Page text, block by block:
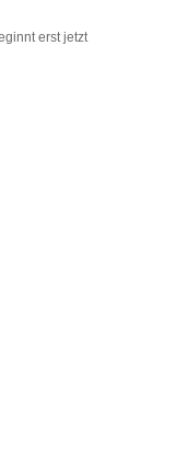
erst jetzt